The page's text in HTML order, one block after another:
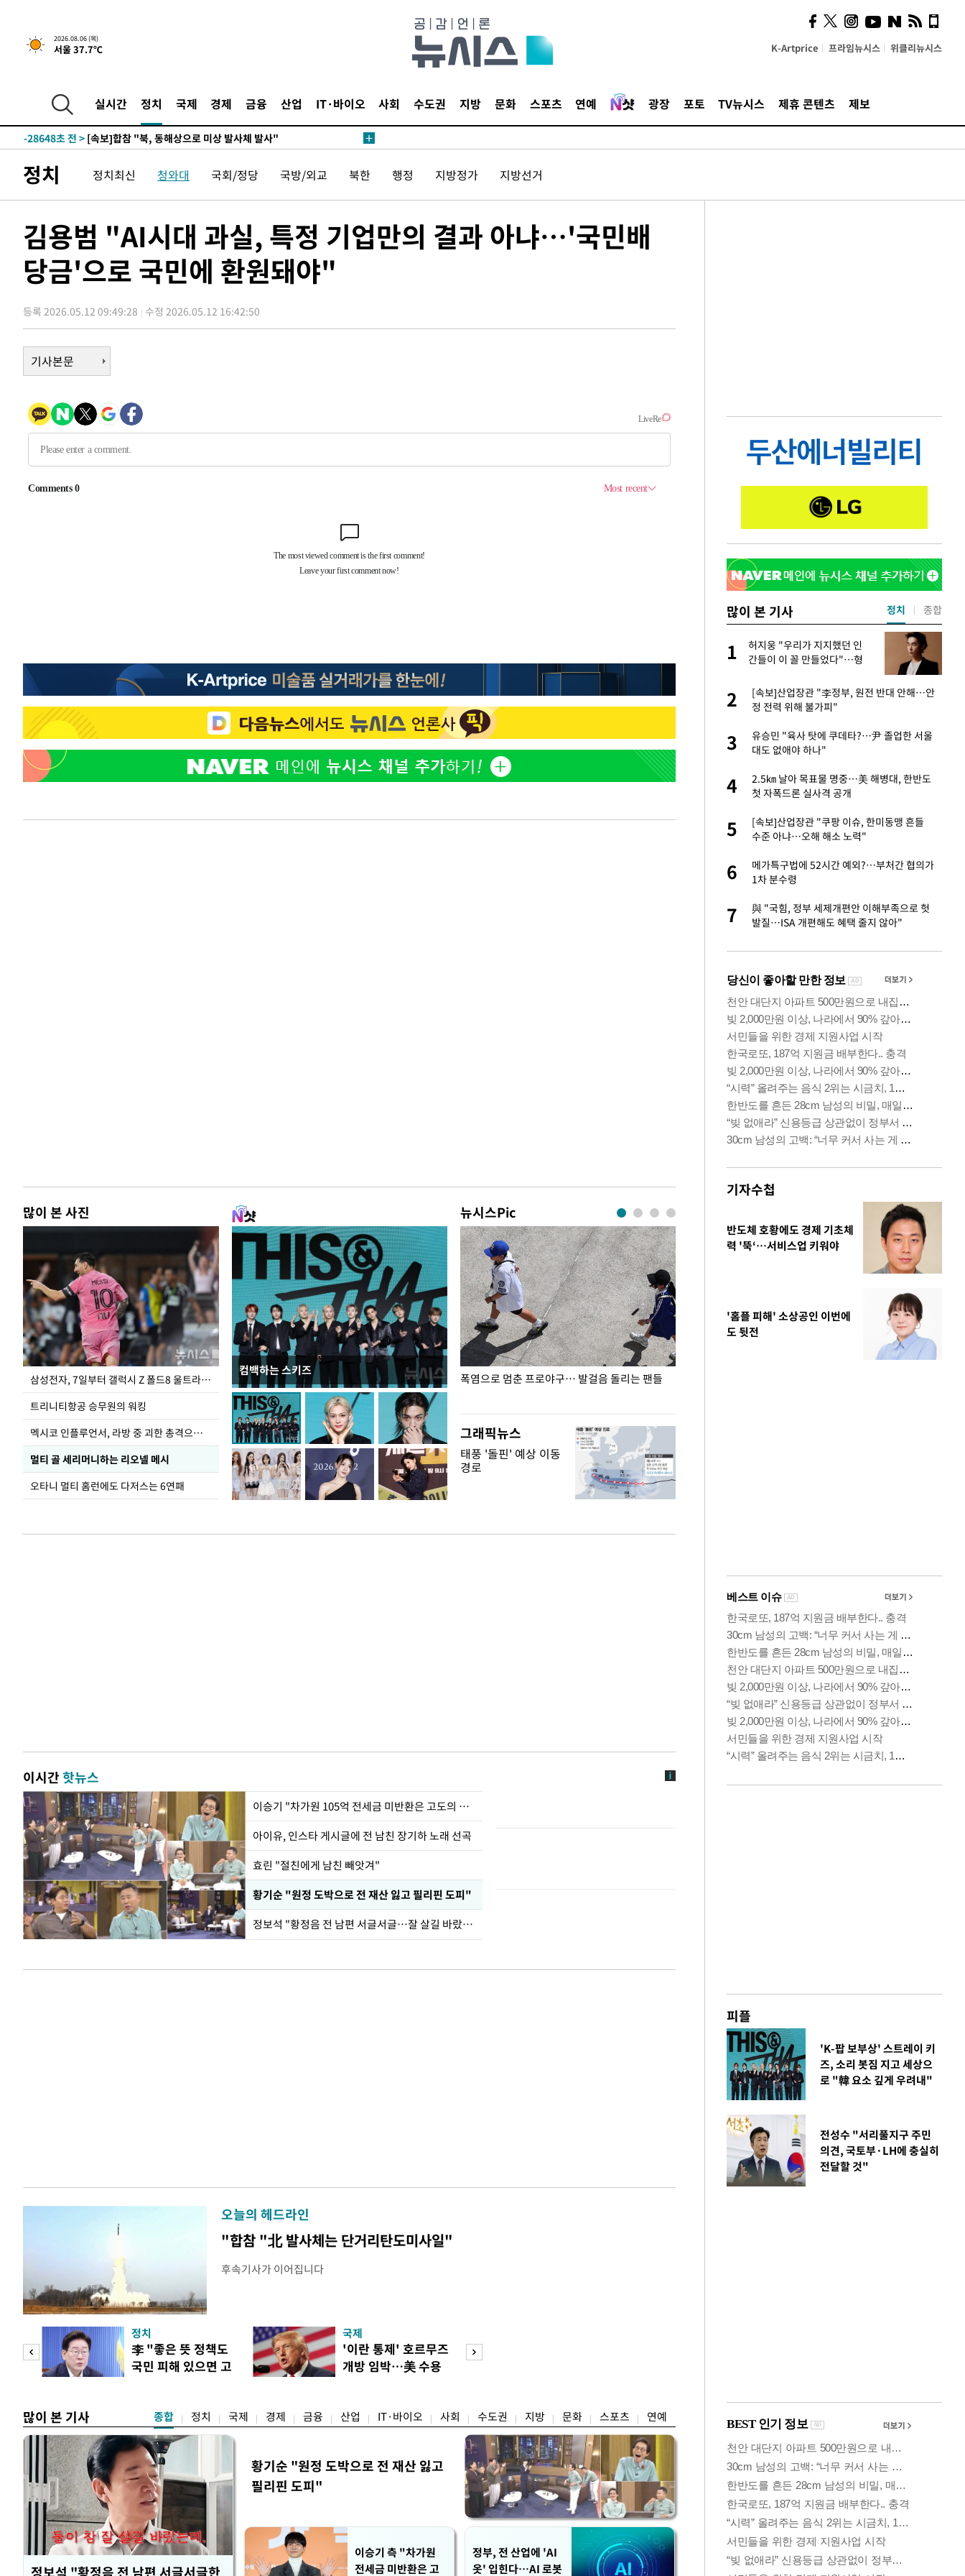
2026.08.06 (목)
서울 37.7℃ K-Artprice 프라임뉴시스 위클리뉴시스
실시간 정치 국제 경제 금융 산업 IT·바이오 사회 수도권 지방 문화 스포츠 연예 광장 포토 TV뉴시스 제휴 콘텐츠 제보
-4861초 전 >[속보]경찰, '홍명보 선임 논란' 대한축구협회·축구회관 등 압수수색
-31064초 전 > [속보]합참 "北 발사체는 단거리탄도미사일…감시·경계태세 강
-29242초 전 >
[속보] SKT, 에이닷 서비스 장애 발생…"원인 파악 중"
-28648초 전 >
-28044초 전 > '낮 최고 39도' 불볕더위…한밤 열대야도 계속[내일날씨]
-27665초 전 >
"韓 외환시장 개입 관측 배경엔 美의 대한국 무역적자 있어"
-27492초 전 >'월드컵 탈락 후폭풍' 축구협회…초유의 압수수색에 '충격·당황'
-26894초 전 >[속보]종합특검, 대검 추가 압수수색…내란 중요임무종사 혐의
-22989초 전 > [속보]코스닥, 800p 회복…0.26% 오른 801.67 마감
-22919초 전 >[속보]코스피, 301.88포인트(4.58%) 내린 6296.38 마감
-20383초 전 >"여기 떨어졌다"…다누리, 스페이스X 로켓 달 충돌 흔적 포착
-10029초 전 >
내일까지 39도 '펄펄'…기상청 "태풍 지나며 폭염 잠시 꺾인다"
-9666초 전 >트럼프, 한국계 진보 주지사 후보 맹공…"공산주의가 최대 위협"
-9644초 전 > "美간섭에 합의 지연"…트럼프, '이란 호르무즈 통제권' 수용할까
-6164초 전 >[속보]산업장관 "李정부, 원전 반대 안해…안정 전력 위해 불가피"
[속보]7~9일 프로야구 3연전도 폭염 취소…11일 재개
-22989초 전 >[속보]코스닥, 800p 회복…0.26% 오른 801.67 마감
-22919초 전 >
[속보]코스피, 301.88포인트(4.58%) 내린 6296.38 마감
-20383초 전 > "여기 떨어졌다"…다누리, 스페이스X 로켓 달 충돌 흔적 포착
-17428초 전 >손흥민, 5경기 연속골 실패…LAFC는 승부차기 끝 과달라하라 격파
-10029초 전 >
내일까지 39도 '펄펄'…기상청 "태풍 지나며 폭염 잠시 꺾인다"
-9666초 전 >트럼프, 한국계 진보 주지사 후보 맹공…"공산주의가 최대 위협"
-6164초 전 >[속보]산업장관 "李정부, 원전 반대 안해…안정 전력 위해 불가피"
정치 정치최신 청와대 국회/정당 국방/외교 북한 행정 지방정가 지방선거
김용범 "AI시대 과실, 특정 기업만의 결과 아냐…'국민배
당금'으로 국민에 환원돼야"
등록 2026.05.12 09:49:28 수정 2026.05.12 16:42:50
기사본문
많이 본 사진
삼성전자, 7일부터 갤럭시 Z 폴드8 울트라·폴드8·플립8 출시
트리니티항공 승무원의 워킹
멕시코 인플루언서, 라방 중 괴한 총격으로 사망
멀티 골 세리머니하는 리오넬 메시
오타니 멀티 홈런에도 다저스는 6연패
컴백하는 스키즈
뉴시스Pic
입추 하루 앞둔 전남광주… 열화상 카메라에 담긴
폭염
폭염으로 멈춘 프로야구… 발걸음 돌리는 팬들
그래픽뉴스
태풍 '돌핀' 예상 이동
경로
이시간핫뉴스
이승기 "차가원 105억 전세금 미반환은 고도의 사기"
아이유, 인스타 게시글에 전 남친 장기하 노래 선곡
효린 "절친에게 남친 빼앗겨"
황기순 "원정 도박으로 전 재산 잃고 필리핀 도피"
정보석 "황정음 전 남편 서글서글…잘 살길 바랐는데"
오늘의 헤드라인
"합참 "北 발사체는 단거리탄도미사일"
후속기사가 이어집니다
정치
李 "좋은 뜻 정책도
국민 피해 있으면 고
국제
'이란 통제' 호르무즈
개방 임박…美 수용
많이 본 기사 종합 정치 국제 경제 금융 산업 IT·바이오 사회 수도권 지방 문화 스포츠 연예
정보석 "황정음 전 남편 서글서글한
황기순 "원정 도박으로 전 재산 잃고
필리핀 도피"
이승기 측 "차가원
전세금 미반환은 고
정부, 전 산업에 'AI
옷' 입힌다…AI 로봇
많이 본 기사
2
황기순 "원정 도박으로 전 재산 잃고 필리핀
도피"
3
이승기 측 "차가원 전세금 미반환은 고도의
사기 수법…엄벌 원해"
4
정부, 전 산업에 'AI 옷' 입힌다…AI 로봇 연
5 바다, 워터밤 공개저격 "말이 안 된다"
1
허지웅 "우리가 지지했던 인
간들이 이 꼴 만들었다"…형
2
[속보]산업장관 "李정부, 원전 반대 안해…안
정 전력 위해 불가피"
3
유승민 "육사 탓에 쿠데타?…尹 졸업한 서울
대도 없애야 하나"
4
2.5㎞ 날아 목표물 명중…美 해병대, 한반도
첫 자폭드론 실사격 공개
5
[속보]산업장관 "쿠팡 이슈, 한미동맹 흔들
수준 아냐…오해 해소 노력"
6
메가특구법에 52시간 예외?…부처간 협의가
1차 분수령
7
與 "국힘, 정부 세제개편안 이해부족으로 헛
발질…ISA 개편해도 혜택 줄지 않아"
정치 종합
기자수첩
반도체 호황에도 경제 기초체
력 '뚝‘…서비스업 키워야
'홈플 피해' 소상공인 이번에
도 뒷전
피플
'K-팝 보부상' 스트레이 키
즈, 소리 봇짐 지고 세상으
로 "韓 요소 깊게 우려내"
전성수 "서리풀지구 주민
의견, 국토부·LH에 충실히
전달할 것"